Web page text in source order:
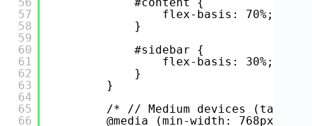
57
58
59
60
61
62
63
64
65
66
flex-basis: 70%;
}
#sidebar {
flex-basis: 30%;
}
}
/* // Medium devices
@media (min-width: 768px) {